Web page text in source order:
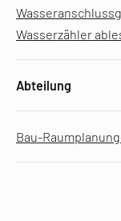
Wasserzähler
Abteilung
Bau-